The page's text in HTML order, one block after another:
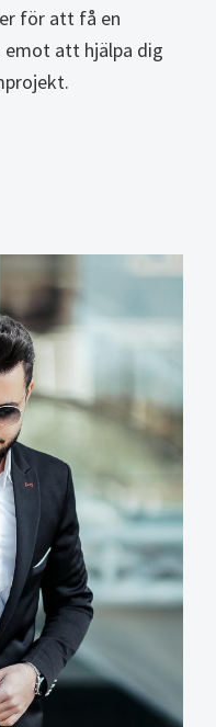
för att få en
att hjälpa dig